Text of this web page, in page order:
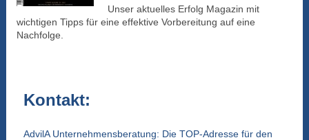
Unser aktuelles Erfolg Magazin mit
wichtigen Tipps für eine effektive Vorbereitung auf eine
Nachfolge.
Kontakt:
AdvilA Unternehmensberatung: Die TOP-Adresse für den